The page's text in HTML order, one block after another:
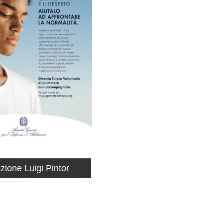
Luigi Pintor